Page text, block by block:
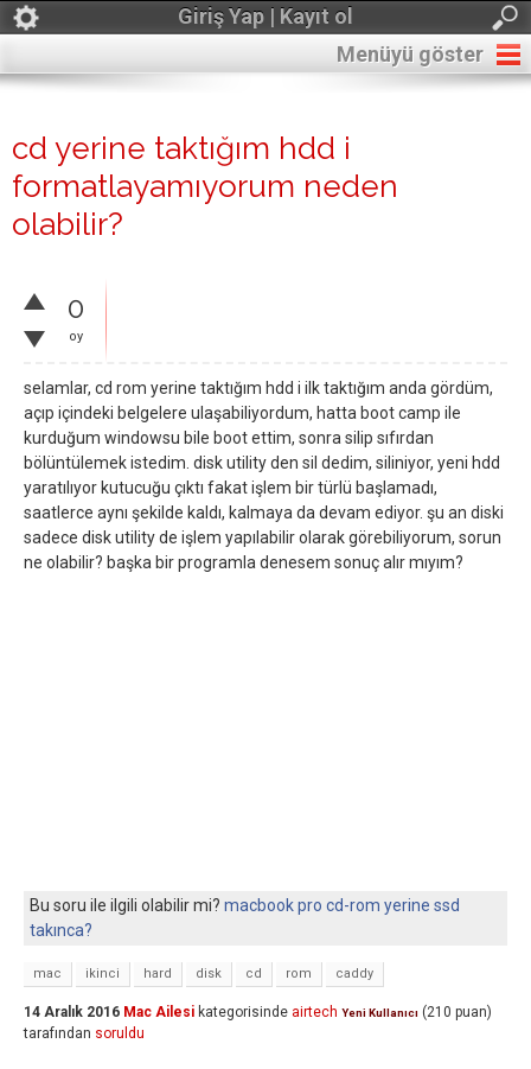
Giriş Yap | Kayıt ol
Menüyü göster
cd yerine taktığım hdd i
formatlayamıyorum neden
olabilir?
0
oy
selamlar, cd rom yerine taktığım hdd i ilk taktığım anda gördüm,
açıp içindeki belgelere ulaşabiliyordum, hatta boot camp ile
kurduğum windowsu bile boot ettim, sonra silip sıfırdan
bölüntülemek istedim. disk utility den sil dedim, siliniyor, yeni hdd
yaratılıyor kutucuğu çıktı fakat işlem bir türlü başlamadı,
saatlerce aynı şekilde kaldı, kalmaya da devam ediyor. şu an diski
sadece disk utility de işlem yapılabilir olarak görebiliyorum, sorun
ne olabilir? başka bir programla denesem sonuç alır mıyım?
Bu soru ile ilgili olabilir mi? macbook pro cd-rom yerine ssd
takınca?
mac ikinci hard disk cd rom caddy
14 Aralık 2016 Mac Ailesi kategorisinde airtech Yeni Kullanıcı (210 puan)
tarafından soruldu